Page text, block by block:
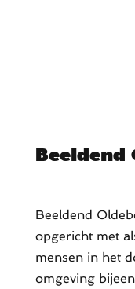
Beeldend
Beeldend
opgericht met
mensen in het
omgeving